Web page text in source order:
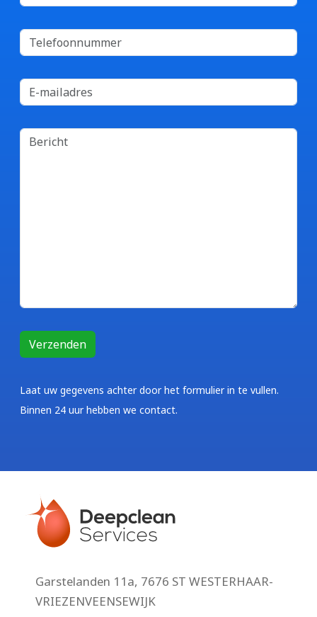
Laat uw gegevens achter door het formulier in te vullen.
Binnen 24 uur hebben we contact.
Garstelanden 11a, 7676 ST WESTERHAAR-
VRIEZENVEENSEWIJK